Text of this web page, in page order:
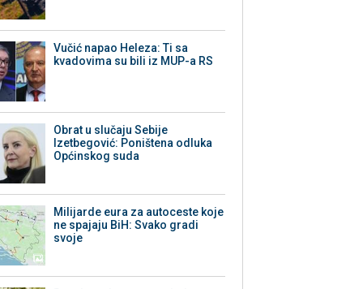
Vučić napao Heleza: Ti sa
kvadovima su bili iz MUP-a RS
Obrat u slučaju Sebije
Izetbegović: Poništena odluka
Općinskog suda
Milijarde eura za autoceste koje
ne spajaju BiH: Svako gradi
svoje